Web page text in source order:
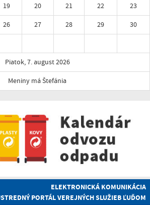
19 20 21 22
23
26 27 28 29
30
Piatok, 7. august 2026
Meniny má Štefánia
ELEKTRONICKÁ KOMUNIKÁCIA
PORTÁL VEREJNÝCH SLUŽIEB ĽUĎOM